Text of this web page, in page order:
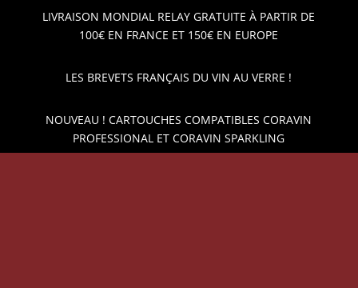
LIVRAISON MONDIAL RELAY GRATUITE À PARTIR DE
100€ EN FRANCE ET 150€ EN EUROPE
LES BREVETS FRANÇAIS DU VIN AU VERRE !
NOUVEAU ! CARTOUCHES COMPATIBLES CORAVIN
PROFESSIONAL ET CORAVIN SPARKLING